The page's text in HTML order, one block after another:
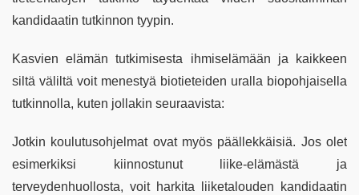
kandidaatin tutkinnon tyypin.
Kasvien elämän tutkimisesta ihmiselämään ja kaikkeen
siltä väliltä voit menestyä biotieteiden uralla biopohjaisella
tutkinnolla, kuten jollakin seuraavista:
Jotkin koulutusohjelmat ovat myös päällekkäisiä. Jos olet
esimerkiksi kiinnostunut liike-elämästä ja
terveydenhuollosta, voit harkita liiketalouden kandidaatin